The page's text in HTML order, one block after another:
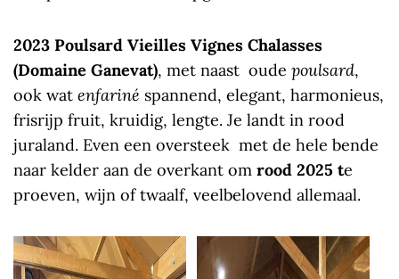
2023 Poulsard Vieilles Vignes Chalasses
(Domaine Ganevat), met naast oude poulsard,
ook wat enfariné spannend, elegant, harmonieus,
frisrijp fruit, kruidig, lengte. Je landt in rood
juraland. Even een oversteek met de hele bende
naar kelder aan de overkant om rood 2025 te
proeven, wijn of twaalf, veelbelovend allemaal.